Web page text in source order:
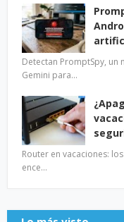
Detectan PromptSpy,
Gemini para…
Router en vacaciones:
ence…